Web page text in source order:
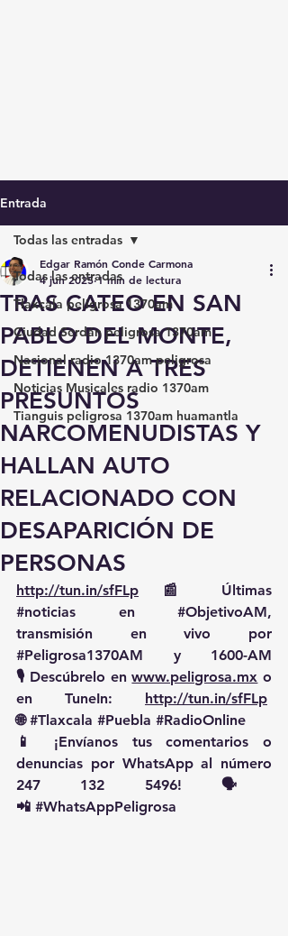
Entrada
Todas las entradas
Tlaxcala peligrosa 1370am
Ciudad Serdán peligrosa 1370am
Nacional radio 1370am peligrosa
Noticias Musicales radio 1370am
Tianguis peligrosa 1370am huamantla
Todas las entradas
TRAS CATEO EN SAN
PABLO DEL MONTE,
DETIENEN A TRES
PRESUNTOS
NARCOMENUDISTAS Y
HALLAN AUTO
RELACIONADO CON
DESAPARICIÓN DE
PERSONAS
Edgar Ramón Conde Carmona
4 jun 2025 1 min de lectura
http://tun.in/sfFLp
#noticias en #ObjetivoAM,
#Peligrosa1370AM y 1600-AM
🎙️ Descúbrelo en www.peligrosa.mx o
en TuneIn: http://tun.in/sfFLp
🌐 #Tlaxcala #Puebla #RadioOnline
📱 ¡Envíanos tus comentarios o
denuncias por WhatsApp al número
247 132 5496! 🗣️
📲 #WhatsAppPeligrosa